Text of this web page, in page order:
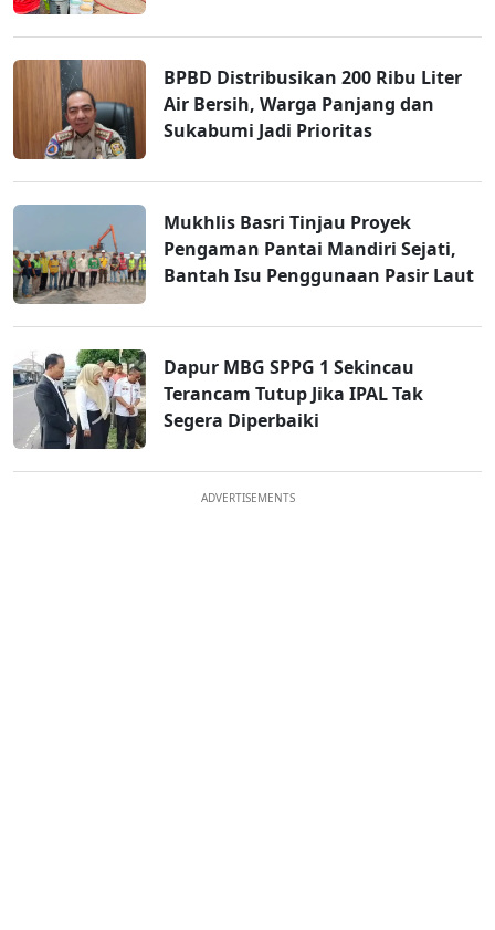
BPBD Distribusikan 200 Ribu Liter
Air Bersih, Warga Panjang dan
Sukabumi Jadi Prioritas
Mukhlis Basri Tinjau Proyek
Pengaman Pantai Mandiri Sejati,
Bantah Isu Penggunaan Pasir Laut
Dapur MBG SPPG 1 Sekincau
Terancam Tutup Jika IPAL Tak
Segera Diperbaiki
ADVERTISEMENTS